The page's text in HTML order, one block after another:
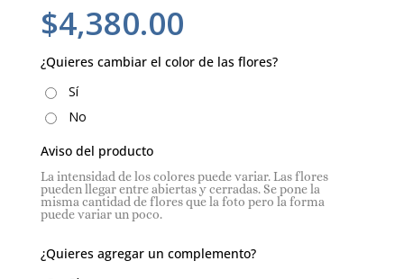
$4,380.00
¿Quieres cambiar el color de las flores?
Sí
No
Aviso del producto
La intensidad de los colores puede variar. Las flores
pueden llegar entre abiertas y cerradas. Se pone la
misma cantidad de flores que la foto pero la forma
puede variar un poco.
¿Quieres agregar un complemento?